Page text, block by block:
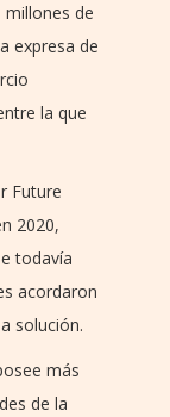
de
expresa de
la que
Future
2020,
todavía
acordaron
solución.
más
de la